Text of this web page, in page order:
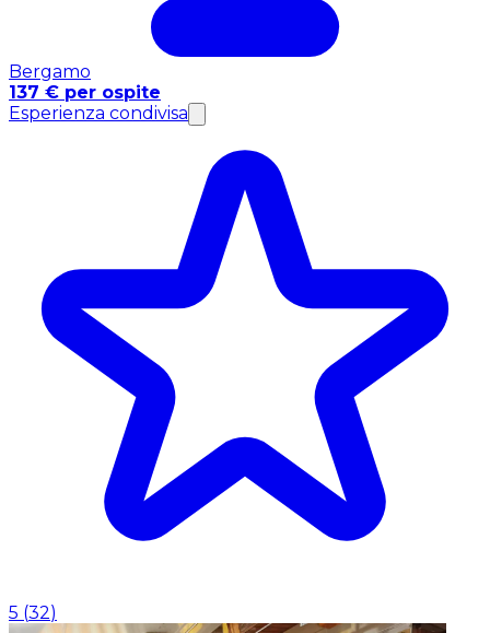
Bergamo
137 € per ospite
Esperienza condivisa
5 (32)